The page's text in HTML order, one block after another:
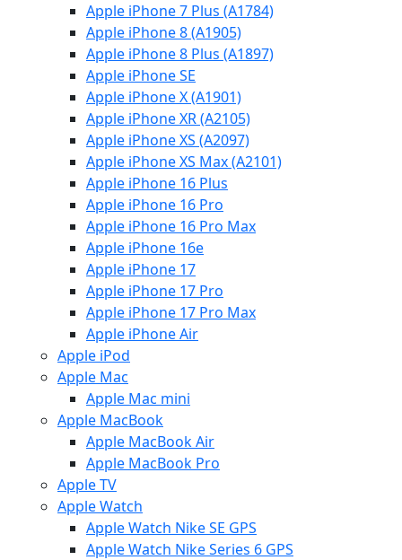
Apple iPhone 7 Plus (A1784)
Apple iPhone 8 (A1905)
Apple iPhone 8 Plus (A1897)
Apple iPhone SE
Apple iPhone X (A1901)
Apple iPhone XR (A2105)
Apple iPhone XS (A2097)
Apple iPhone XS Max (A2101)
Apple iPhone 16 Plus
Apple iPhone 16 Pro
Apple iPhone 16 Pro Max
Apple iPhone 16e
Apple iPhone 17
Apple iPhone 17 Pro
Apple iPhone 17 Pro Max
Apple iPhone Air
Apple iPod
Apple Mac
Apple Mac mini
Apple MacBook
Apple MacBook Air
Apple MacBook Pro
Apple TV
Apple Watch
Apple Watch Nike SE GPS
Apple Watch Nike Series 6 GPS